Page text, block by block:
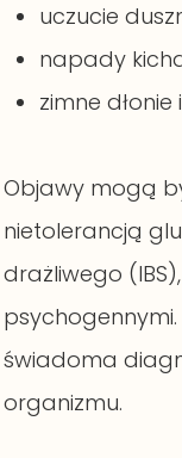
uczucie
napady
zimne
Objawy mogą
nietolerancją
drażliwego
świadoma
organizmu.